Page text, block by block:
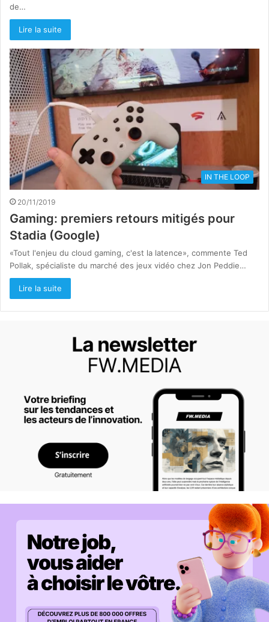
de…
Lire la suite
IN THE LOOP
20/11/2019
Gaming: premiers retours mitigés pour
Stadia (Google)
«Tout l'enjeu du cloud gaming, c'est la latence», commente Ted
Pollak, spécialiste du marché des jeux vidéo chez Jon Peddie…
Lire la suite